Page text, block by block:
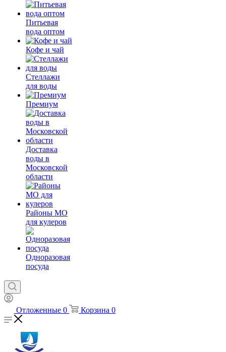
Питьевая
вода оптом
Кофе и чай
Стеллажи
для воды
Премиум
Доставка
воды в
Московской
области
Районы МО
для кулеров
Одноразовая
посуда
Отложенные 0 Корзина 0